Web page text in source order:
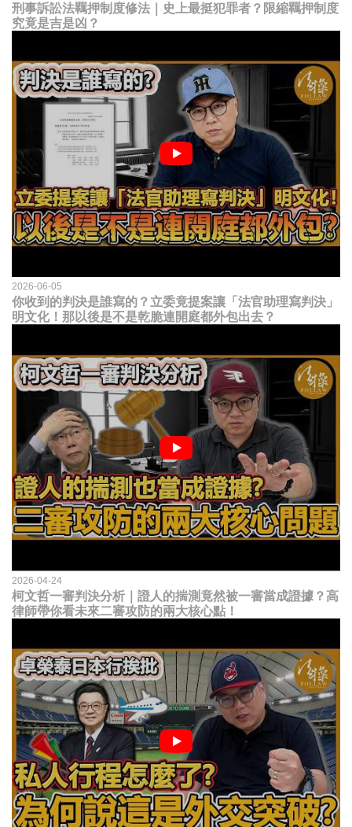
刑事訴訟法羈押制度修法｜史上最挺犯罪者？限縮羈押制度
究竟是吉是凶？
2026-06-05
你收到的判決是誰寫的？立委竟提案讓「法官助理寫判決」
明文化！那以後是不是乾脆連開庭都外包出去？
2026-04-24
柯文哲一審判決分析｜證人的揣測竟然被一審當成證據？高
律師帶你看未來二審攻防的兩大核心點！